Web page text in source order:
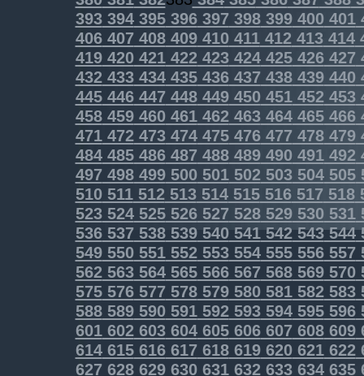
393394395396397398399400401
406407408409410411412413414
419420421422423424425426427
432433434435436437438439440
445446447448449450451452453
458459460461462463464465466
471472473474475476477 478479
484485486487 488489490491492
497498499500501502503504505
510511512513514515516517 518
523524525526527 528529530 531
536537538539540541542543544
549550551552553554555556557
562563564565566567568569570
575576577578579580581582583
588589590591592593594595596
601602603604605606607608609
614615616617618619620621622
627628629630631632633634635